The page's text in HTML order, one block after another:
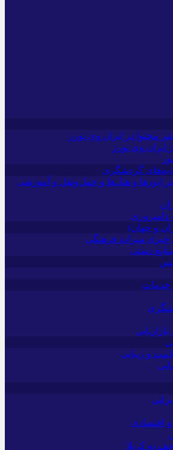
محتوا در ایران وی تورز
ایران وی تورز
گردشگری
(تورها و هتل‌ها و حمل‌و‌نقل و آموزشی
و جهان)
میراث فرهنگی
دستی
خدمات
و زیبایی
و اقتصادی
به کربلا